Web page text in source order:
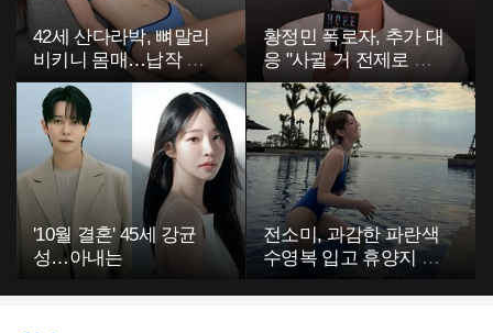
42세 산다라박, 뼈말리
비키니 몸매…납작 복
부에 깜짝
황정민 폭로자, 추가 대
응 "사귈 거 전제로 하
고…"
'10월 결혼' 45세 강균
성…아내는
전소미, 과감한 파란색
수영복 입고 휴양지 포